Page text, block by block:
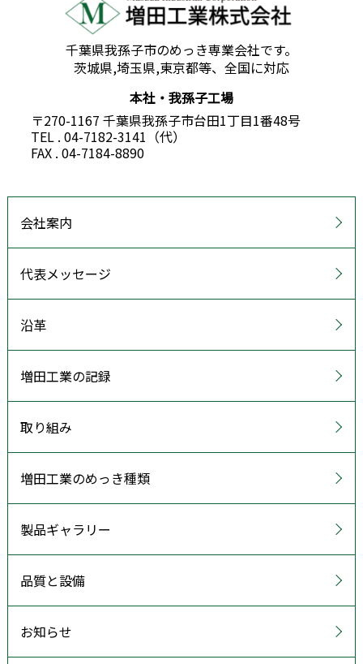
千葉県我孫子市のめっき専業会社です。
茨城県,埼玉県,東京都等、全国に対応
本社・我孫子工場
〒270-1167 千葉県我孫子市台田1丁目1番48号
TEL . 04-7182-3141（代）
FAX . 04-7184-8890
会社案内
代表メッセージ
沿革
増田工業の記録
取り組み
増田工業のめっき種類
製品ギャラリー
品質と設備
お知らせ